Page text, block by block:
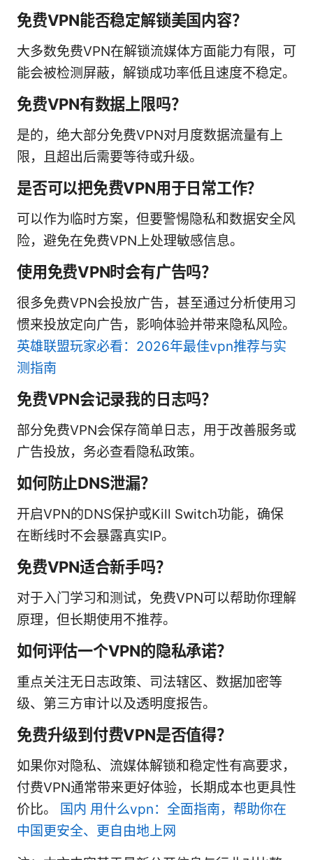
免费VPN能否稳定解锁美国内容？
大多数免费VPN在解锁流媒体方面能力有限，可
能会被检测屏蔽，解锁成功率低且速度不稳定。
免费VPN有数据上限吗？
是的，绝大部分免费VPN对月度数据流量有上
限，且超出后需要等待或升级。
是否可以把免费VPN用于日常工作？
可以作为临时方案，但要警惕隐私和数据安全风
险，避免在免费VPN上处理敏感信息。
使用免费VPN时会有广告吗？
很多免费VPN会投放广告，甚至通过分析使用习
惯来投放定向广告，影响体验并带来隐私风险。
英雄联盟玩家必看：2026年最佳vpn推荐与实
测指南
免费VPN会记录我的日志吗？
部分免费VPN会保存简单日志，用于改善服务或
广告投放，务必查看隐私政策。
如何防止DNS泄漏？
开启VPN的DNS保护或Kill Switch功能，确保
在断线时不会暴露真实IP。
免费VPN适合新手吗？
对于入门学习和测试，免费VPN可以帮助你理解
原理，但长期使用不推荐。
如何评估一个VPN的隐私承诺？
重点关注无日志政策、司法辖区、数据加密等
级、第三方审计以及透明度报告。
免费升级到付费VPN是否值得？
如果你对隐私、流媒体解锁和稳定性有高要求，
付费VPN通常带来更好体验，长期成本也更具性
价比。
国内 用什么vpn：全面指南，帮助你在
中国更安全、更自由地上网